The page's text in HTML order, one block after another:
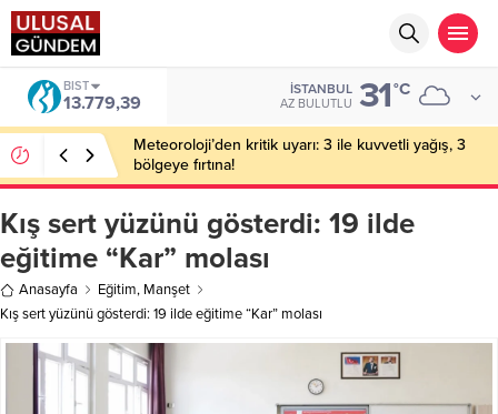
DOLAR
47,7111
İSTANBUL
AZ BULUTLU 31°C
Bakan Gürlek’in eşine yönelik eylem hazırlığı: 2
şüpheli tutuklandı
Kış sert yüzünü gösterdi: 19 ilde
eğitime “Kar” molası
Anasayfa Eğitim, Manşet
Kış sert yüzünü gösterdi: 19 ilde eğitime “Kar” molası